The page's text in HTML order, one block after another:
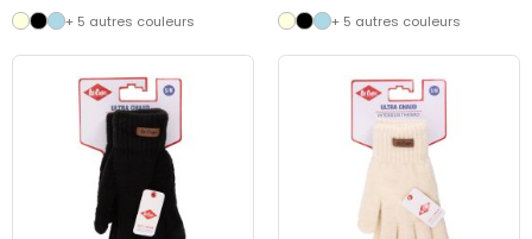
+ 5 autres couleurs
+ 5 autres couleurs